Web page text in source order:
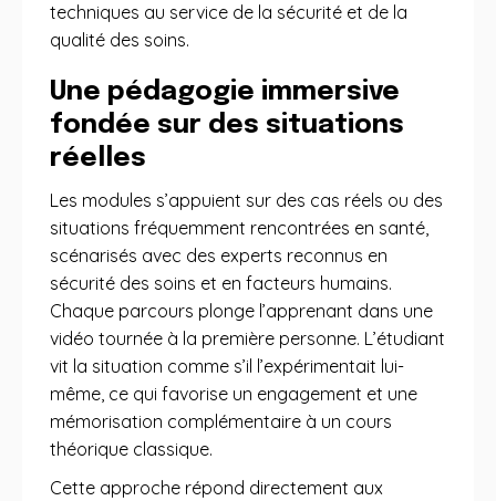
techniques au service de la sécurité et de la
qualité des soins.
Une pédagogie immersive
fondée sur des situations
réelles
Les modules s’appuient sur des cas réels ou des
situations fréquemment rencontrées en santé,
scénarisés avec des experts reconnus en
sécurité des soins et en facteurs humains.
Chaque parcours plonge l’apprenant dans une
vidéo tournée à la première personne. L’étudiant
vit la situation comme s’il l’expérimentait lui-
même, ce qui favorise un engagement et une
mémorisation complémentaire à un cours
théorique classique.
Cette approche répond directement aux